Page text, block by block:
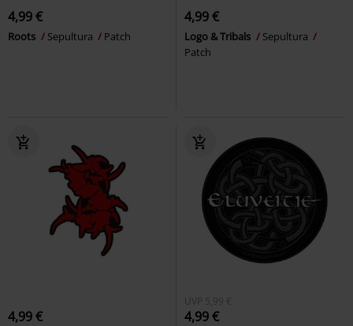
4,99 €
Roots Sepultura Patch
4,99 €
Logo & Tribals
Sepultura
Patch
4,99 €
UVP 5,99 €
4,99 €